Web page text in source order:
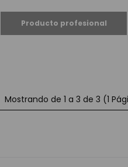
Mostrando de 1 a 3 de 3 (1